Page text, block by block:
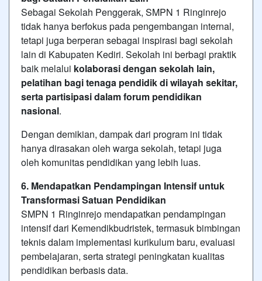
Sebagai Sekolah Penggerak, SMPN 1 Ringinrejo
tidak hanya berfokus pada pengembangan internal,
tetapi juga berperan sebagai inspirasi bagi sekolah
lain di Kabupaten Kediri. Sekolah ini berbagi praktik
baik melalui kolaborasi dengan sekolah lain,
pelatihan bagi tenaga pendidik di wilayah sekitar,
serta partisipasi dalam forum pendidikan
nasional.
Dengan demikian, dampak dari program ini tidak
hanya dirasakan oleh warga sekolah, tetapi juga
oleh komunitas pendidikan yang lebih luas.
6. Mendapatkan Pendampingan Intensif untuk
Transformasi Satuan Pendidikan
SMPN 1 Ringinrejo mendapatkan pendampingan
intensif dari Kemendikbudristek, termasuk bimbingan
teknis dalam implementasi kurikulum baru, evaluasi
pembelajaran, serta strategi peningkatan kualitas
pendidikan berbasis data.